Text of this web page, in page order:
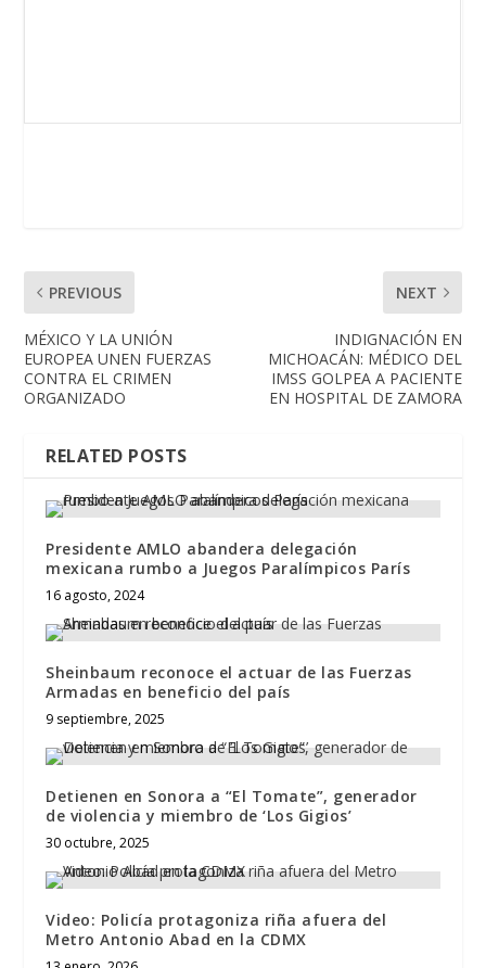
PREVIOUS
MÉXICO Y LA UNIÓN
EUROPEA UNEN FUERZAS
CONTRA EL CRIMEN
ORGANIZADO
NEXT
INDIGNACIÓN EN
MICHOACÁN: MÉDICO DEL
IMSS GOLPEA A PACIENTE
EN HOSPITAL DE ZAMORA
RELATED POSTS
Presidente AMLO abandera delegación
mexicana rumbo a Juegos Paralímpicos París
16 agosto, 2024
Sheinbaum reconoce el actuar de las Fuerzas
Armadas en beneficio del país
9 septiembre, 2025
Detienen en Sonora a “El Tomate”, generador
de violencia y miembro de ‘Los Gigios’
30 octubre, 2025
Video: Policía protagoniza riña afuera del
Metro Antonio Abad en la CDMX